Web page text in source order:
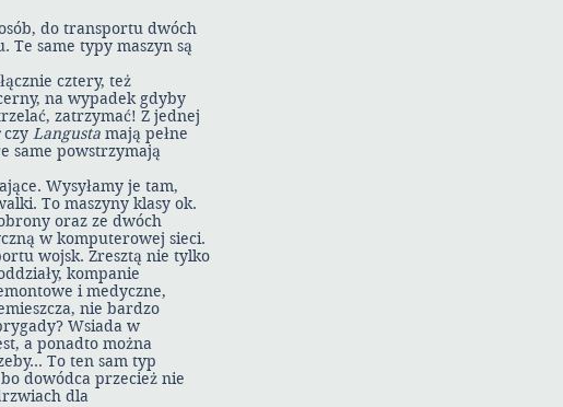
do transportu dwóch
Te same typy maszyn są
cztery, też
na wypadek gdyby
zatrzymać! Z jednej
czy Langusta mają pełne
same powstrzymają
Wysyłamy je tam,
To maszyny klasy ok.
oraz ze dwóch
w komputerowej sieci.
wojsk. Zresztą nie tylko
kompanie
i medyczne,
nie bardzo
Wsiada w
a ponadto można
To ten sam typ
dowódca przecież nie
dla